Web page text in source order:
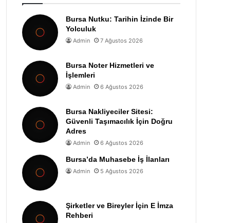
Bursa Nutku: Tarihin İzinde Bir
Yolculuk
Admin 7 Ağustos 2026
Bursa Noter Hizmetleri ve
İşlemleri
Admin 6 Ağustos 2026
Bursa Nakliyeciler Sitesi:
Güvenli Taşımacılık İçin Doğru
Adres
Admin 6 Ağustos 2026
Bursa’da Muhasebe İş İlanları
Admin 5 Ağustos 2026
Şirketler ve Bireyler İçin E İmza
Rehberi